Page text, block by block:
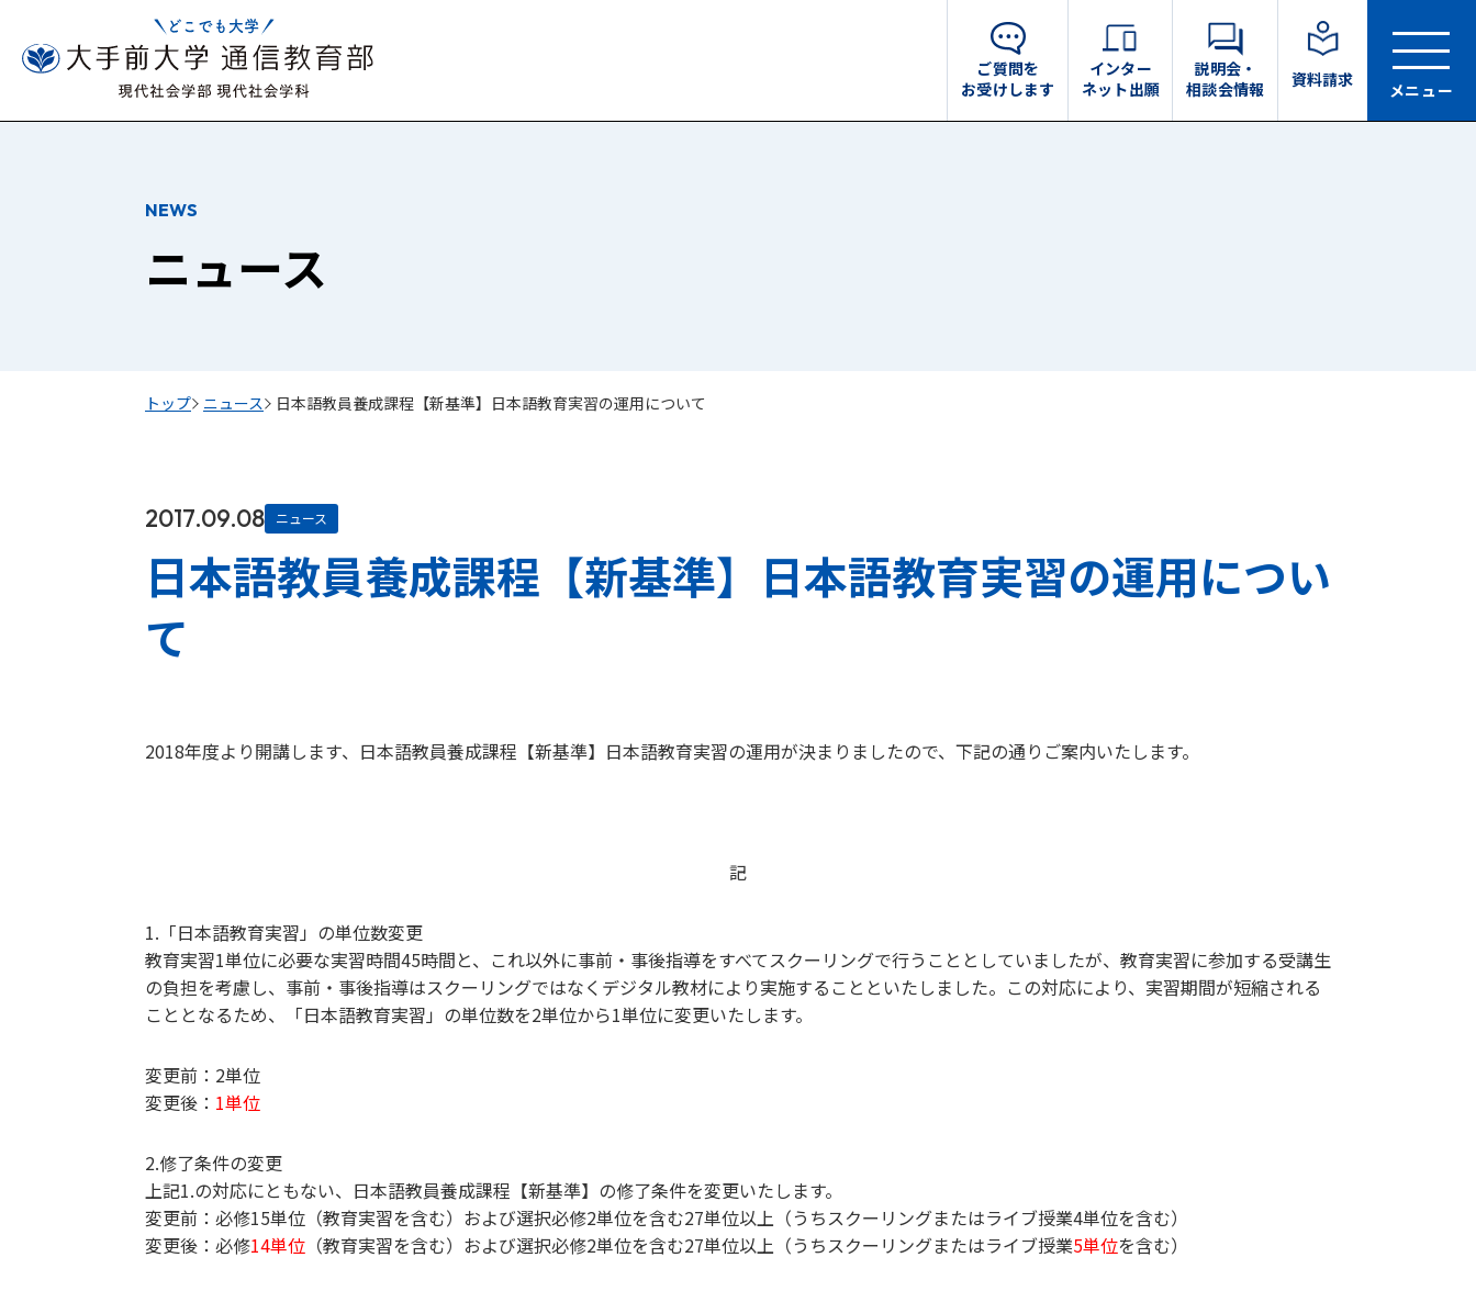
ご質問を
お受けします
インター
ネット出願
説明会・
相談会情報
資料請求
メニュー
NEWS
ニュース
トップ ニュース 日本語教員養成課程【新基準】日本語教育実習の運用について
2017.09.08 ニュース
日本語教員養成課程【新基準】日本語教育実習の運用につい
て
2018年度より開講します、日本語教員養成課程【新基準】日本語教育実習の運用が決まりましたので、下記の通りご案内いたします。
記
1.「日本語教育実習」の単位数変更
教育実習1単位に必要な実習時間45時間と、これ以外に事前・事後指導をすべてスクーリングで行うこととしていましたが、教育実習に参加する受講生
の負担を考慮し、事前・事後指導はスクーリングではなくデジタル教材により実施することといたしました。この対応により、実習期間が短縮される
こととなるため、「日本語教育実習」の単位数を2単位から1単位に変更いたします。
変更前：2単位
変更後： 1単位
2.修了条件の変更
上記1.の対応にともない、日本語教員養成課程【新基準】の修了条件を変更いたします。
変更前：必修15単位（教育実習を含む）および選択必修2単位を含む27単位以上（うちスクーリングまたはライブ授業4単位を含む）
変更後：必修14単位 （教育実習を含む）および選択必修2単位を含む27単位以上（うちスクーリングまたはライブ授業5単位を含む）